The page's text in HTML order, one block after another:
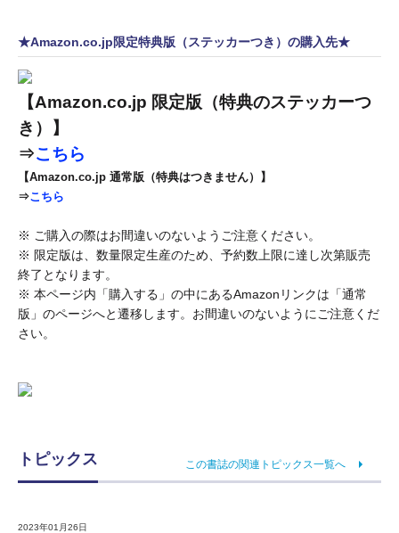
★Amazon.co.jp限定特典版（ステッカーつき）の購入先★
【Amazon.co.jp 限定版（特典のステッカーつ
き）】
⇒こちら
【Amazon.co.jp 通常版（特典はつきません）】
⇒こちら
※ ご購入の際はお間違いのないようご注意ください。
※ 限定版は、数量限定生産のため、予約数上限に達し次第販売
終了となります。
※ 本ページ内「購入する」の中にあるAmazonリンクは「通常
版」のページへと遷移します。お間違いのないようにご注意くだ
さい。
トピックス この書誌の関連トピックス一覧へ
2023年01月26日